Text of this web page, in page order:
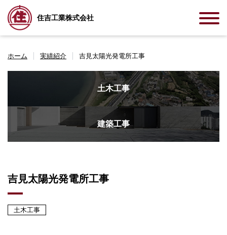
住吉工業株式会社
ホーム 実績紹介 吉見太陽光発電所工事
土木工事
建築工事
吉見太陽光発電所工事
土木工事